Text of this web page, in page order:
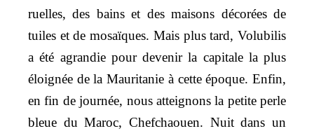
ruelles, des bains et des maisons décorées de
tuiles et de mosaïques. Mais plus tard, Volubilis
a été agrandie pour devenir la capitale la plus
éloignée de la Mauritanie à cette époque. Enfin,
en fin de journée, nous atteignons la petite perle
bleue du Maroc, Chefchaouen. Nuit dans un